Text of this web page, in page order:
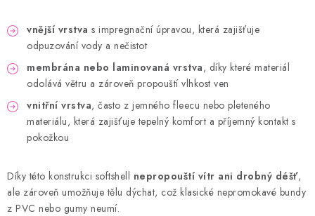
vnější vrstva s impregnační úpravou, která zajišťuje
odpuzování vody a nečistot
membrána nebo laminovaná vrstva, díky které materiál
odolává větru a zároveň propouští vlhkost ven
vnitřní vrstva, často z jemného fleecu nebo pleteného
materiálu, která zajišťuje tepelný komfort a příjemný kontakt s
pokožkou
Díky této konstrukci softshell nepropouští vítr ani drobný déšť,
ale zároveň umožňuje tělu dýchat, což klasické nepromokavé bundy
z PVC nebo gumy neumí.